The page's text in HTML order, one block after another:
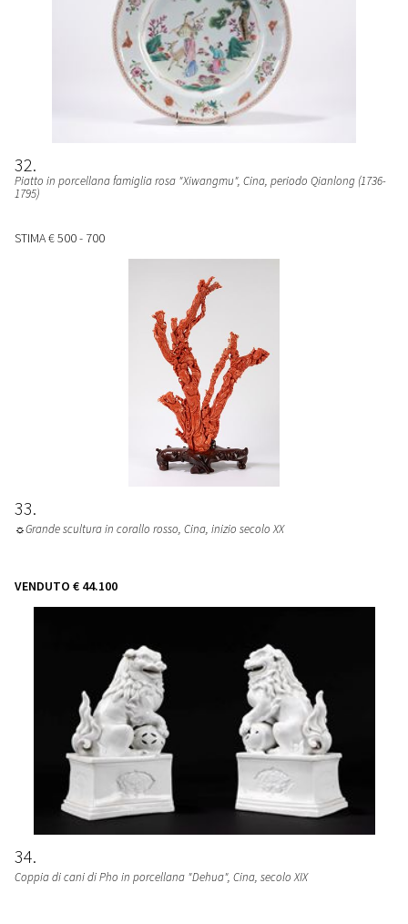
32
Piatto in porcellana famiglia rosa "Xiwangmu", Cina, periodo Qianlong (1736-
1795)
STIMA€ 500 - 700
33
☼Grande scultura in corallo rosso, Cina, inizio secolo XX
VENDUTO € 44.100
34
Coppia di cani di Pho in porcellana "Dehua", Cina, secolo XIX